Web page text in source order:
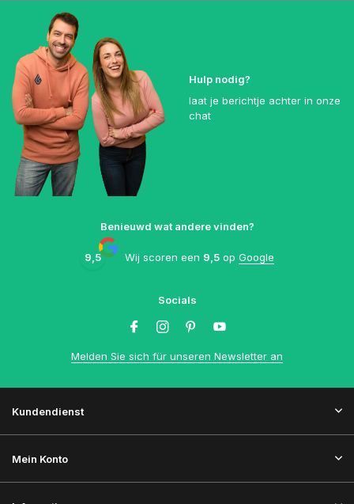
Hulp nodig?
laat je berichtje achter in onze
chat
Benieuwd wat andere vinden?
9,5 Wij scoren een 9,5 op Google
Socials
Melden Sie sich für unseren Newsletter an
Kundendienst
Mein Konto